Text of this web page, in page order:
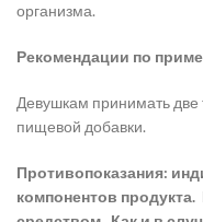
организма.
Рекомендации по
Девушкам принимать две
пищевой добавки.
Противопоказания:
компонентов продукта.